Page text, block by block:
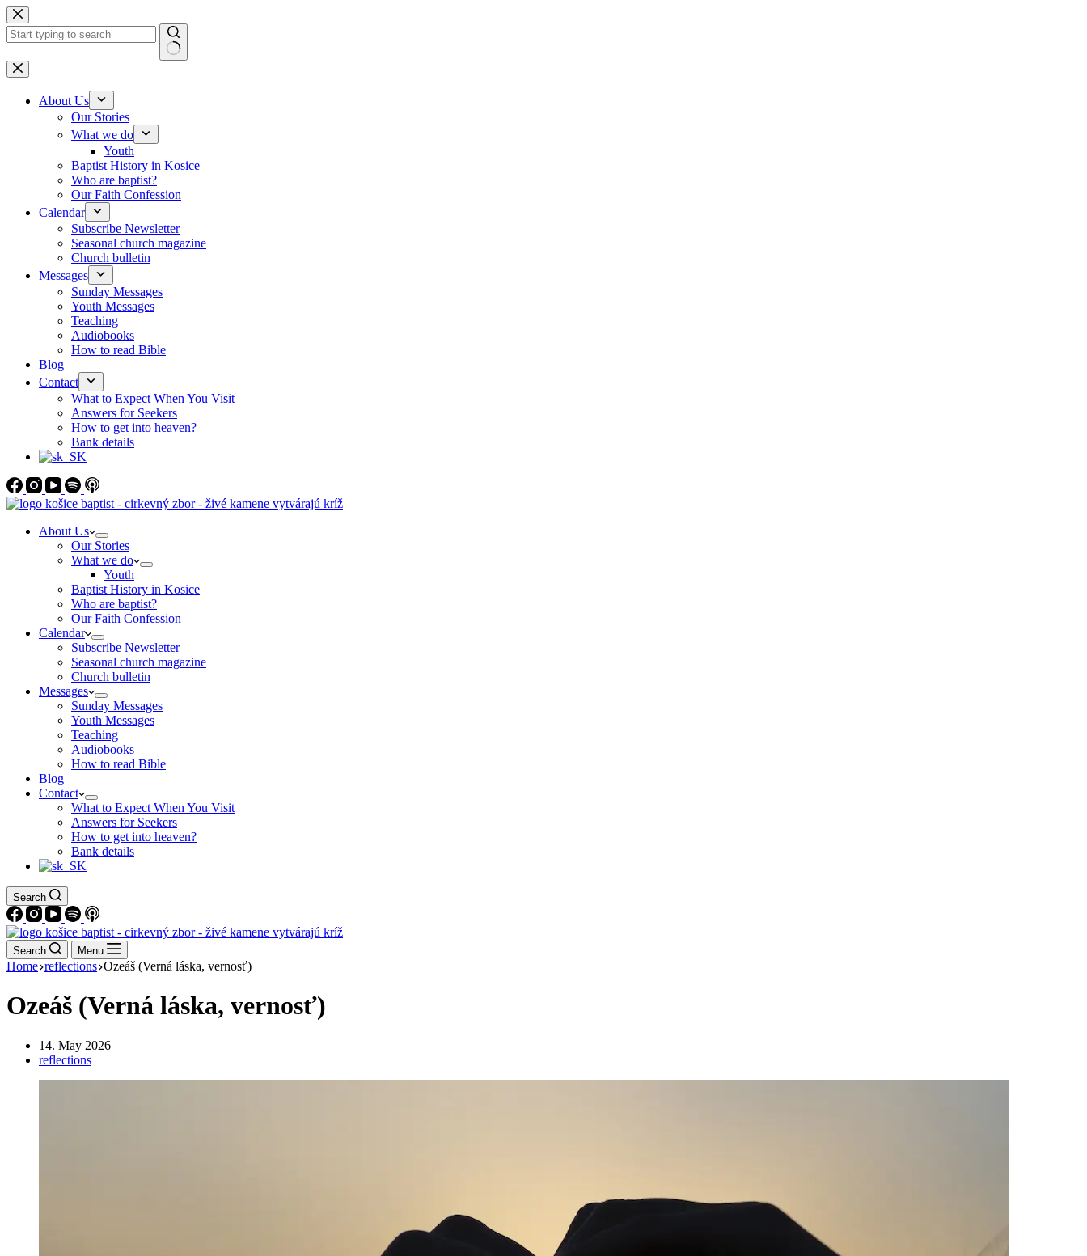
Skip to content
No results
About Us
Our Stories
What we do
Youth
Baptist History in Kosice
Who are baptist?
Our Faith Confession
Calendar
Subscribe Newsletter
Seasonal church magazine
Church bulletin
Messages
Sunday Messages
Youth Messages
Teaching
Audiobooks
How to read Bible
Blog
Contact
What to Expect When You Visit
Answers for Seekers
How to get into heaven?
Bank details
About Us
Our Stories
What we do
Youth
Baptist History in Kosice
Who are baptist?
Our Faith Confession
Calendar
Subscribe Newsletter
Seasonal church magazine
Church bulletin
Messages
Sunday Messages
Youth Messages
Teaching
Audiobooks
How to read Bible
Blog
Contact
What to Expect When You Visit
Answers for Seekers
How to get into heaven?
Bank details
Search
Search Menu
Home reflections Ozeáš (Verná láska, vernosť)
Ozeáš (Verná láska, vernosť)
14. May 2026
reflections